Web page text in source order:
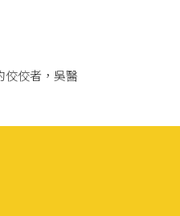
佼佼者，吳醫